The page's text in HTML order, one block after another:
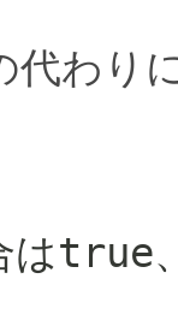
代わり
はtrue